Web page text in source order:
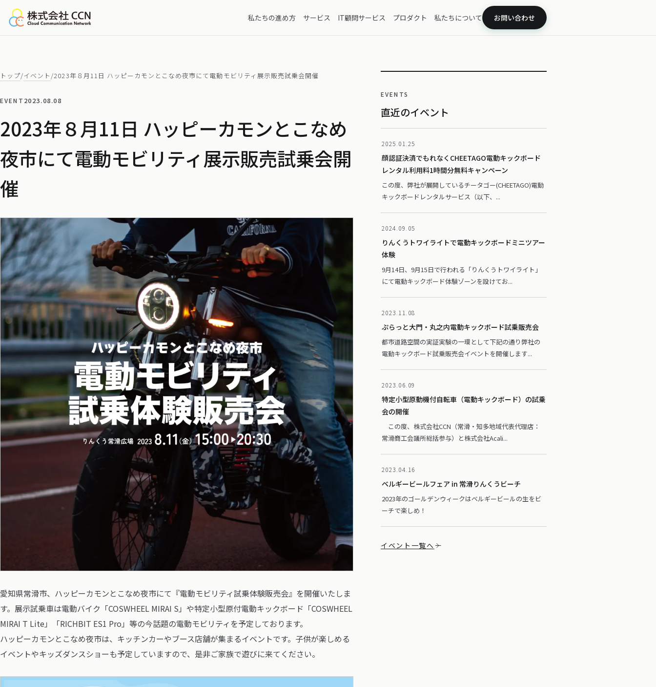
私たちの進め方 サービス IT顧問サービス プロダクト 私たちについて お問い合わせ
トップ/イベント /2023年８月11日 ハッピーカモンとこなめ夜市にて電動モビリティ展示販売試乗会開催
EVENT 2023.08.08
2023年８月11日 ハッピーカモンとこなめ
夜市にて電動モビリティ展示販売試乗会開
催
愛知県常滑市、ハッピーカモンとこなめ夜市にて『電動モビリティ試乗体験販売会』を開催いたしま
す。展示試乗車は電動バイク「COSWHEEL MIRAI S」や特定小型原付電動キックボード「COSWHEEL
MIRAI T Lite」「RICHBIT ES1 Pro」等の今話題の電動モビリティを予定しております。
ハッピーカモンとこなめ夜市は、キッチンカーやブース店舗が集まるイベントです。子供が楽しめる
イベントやキッズダンスショーも予定していますので、是非ご家族で遊びに来てください。
EVENTS
直近のイベント
2025.01.25
顔認証決済でもれなくCHEETAGO電動キックボード
レンタル利用料1時間分無料キャンペーン
この度、弊社が展開しているチータゴー(CHEETAGO)電動
キックボードレンタルサービス（以下、...
2024.09.05
りんくうトワイライトで電動キックボードミニツアー
体験
9月14日、9月15日で行われる「りんくうトワイライト」
にて電動キックボード体験ゾーンを設けてお...
2023.11.08
ぷらっと大門・丸之内電動キックボード試乗販売会
都市道路空間の実証実験の一環として下記の通り弊社の
電動キックボード試乗販売会イベントを開催します...
2023.06.09
特定小型原動機付自転車（電動キックボード）の試乗
会の開催
この度、株式会社CCN（常滑・知多地域代表代理店：
常滑商工会議所総括参与）と株式会社Acali...
2023.04.16
ベルギービールフェア in 常滑りんくうビーチ
2023年のゴールデンウィークはベルギービールの生をビ
ーチで楽しめ！
イベント一覧へ